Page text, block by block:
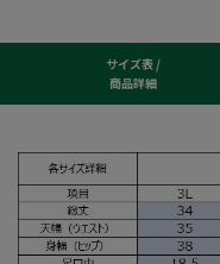
サイズ表 /
商品詳細